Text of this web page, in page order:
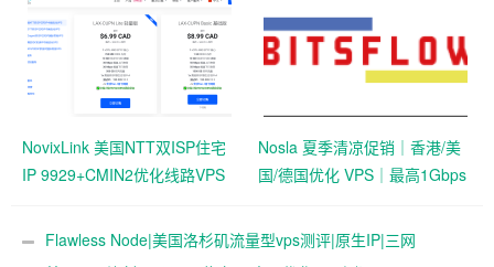
NovixLink 美国NTT双ISP住宅
IP 9929+CMIN2优化线路VPS
Nosla 夏季清凉促销｜香港/美
国/德国优化 VPS｜最高1Gbps
Flawless Node|美国洛杉矶流量型vps测评|原生IP|三网